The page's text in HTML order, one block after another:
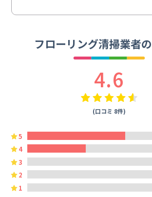
フローリング清掃業者
4.6
(口コミ 8件)
5
4
3
2
1